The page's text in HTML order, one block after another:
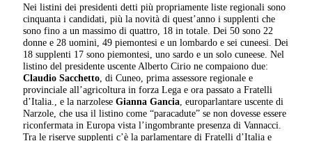
Nei listini dei presidenti detti più propriamente liste regionali sono
cinquanta i candidati, più la novità di quest’anno i supplenti che
sono fino a un massimo di quattro, 18 in totale. Dei 50 sono 22
donne e 28 uomini, 49 piemontesi e un lombardo e sei cuneesi. Dei
18 supplenti 17 sono piemontesi, uno sardo e un solo cuneese. Nel
listino del presidente uscente Alberto Cirio ne compaiono due:
Claudio Sacchetto , di Cuneo, prima assessore regionale e
provinciale all’agricoltura in forza Lega e ora passato a Fratelli
d’Italia., e la narzoleseGianna Gancia , europarlantare uscente di
Narzole, che usa il listino come “paracadute” se non dovesse essere
riconfermata in Europa vista l’ingombrante presenza di Vannacci.
Tra le riserve supplenti c’è la parlamentare di Fratelli d’Italia e